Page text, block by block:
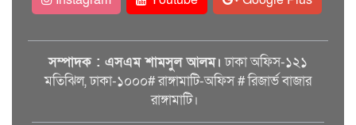
সম্পাদক : এসএম শামসুল আলম। ঢাকা অফিস-১২১
মতিঝিল, ঢাকা-১০০০# রাঙ্গামাটি-অফিস # রিজার্ভ বাজার
রাঙ্গামাটি।